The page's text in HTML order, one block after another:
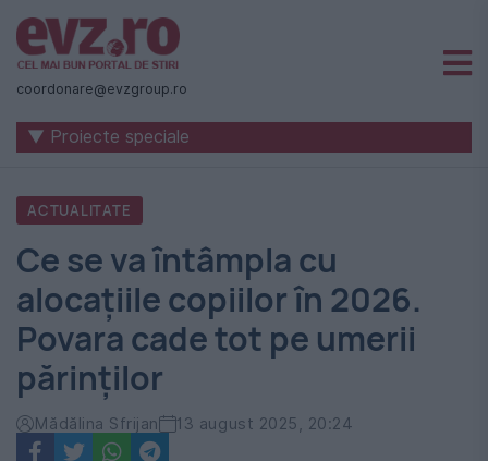
Știri
naționale
internaționale
România
-
Evenimentul
Zilei
coordonare@evzgroup.ro
▼ Proiecte speciale
ACTUALITATE
Ce se va întâmpla cu
alocațiile copiilor în 2026.
Povara cade tot pe umerii
părinților
Mădălina Sfrijan 13 august 2025, 20:24